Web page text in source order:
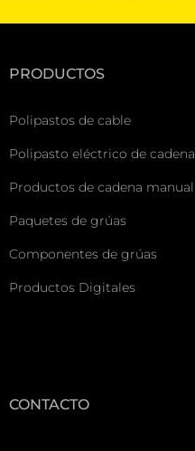
PRODUCTOS
Polipastos de cable
Polipasto eléctrico de cadena
Productos de cadena manual
Paquetes de grúas
Componentes de grúas
Productos Digitales
CONTACTO